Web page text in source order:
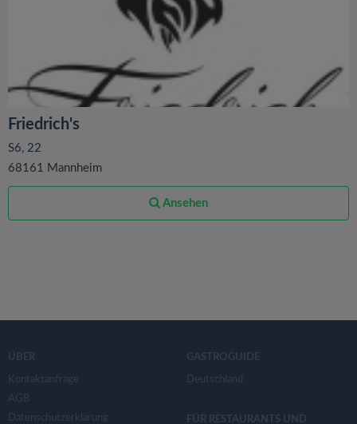
Friedrich's
S6, 22
68161 Mannheim
Ansehen
ÜBER
Kontaktanfrage
AGB
Datenschutzerklärung
GASTROGUIDE
Deutschland
FÜR RESTAURANTS UND